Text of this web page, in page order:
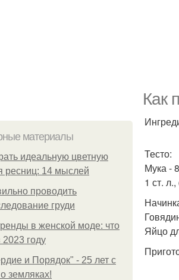
Как
материалы
идеальную цветную
ресниц: 14 мыслей
проводить
груди
в женской моде: что
2023 году
и Порядок" - 25 лет с
земляках!
Тесто:
Мука -
1 ст.
Яйцо